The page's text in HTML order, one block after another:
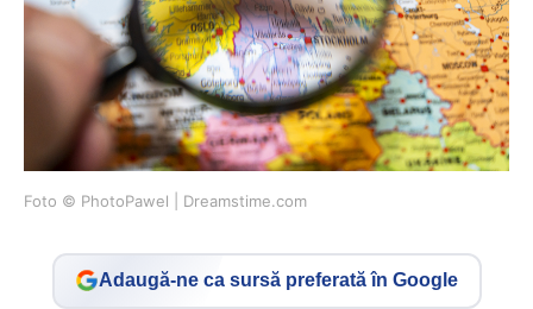
Foto © PhotoPawel | Dreamstime.com
Adaugă-ne ca sursă preferată în Google